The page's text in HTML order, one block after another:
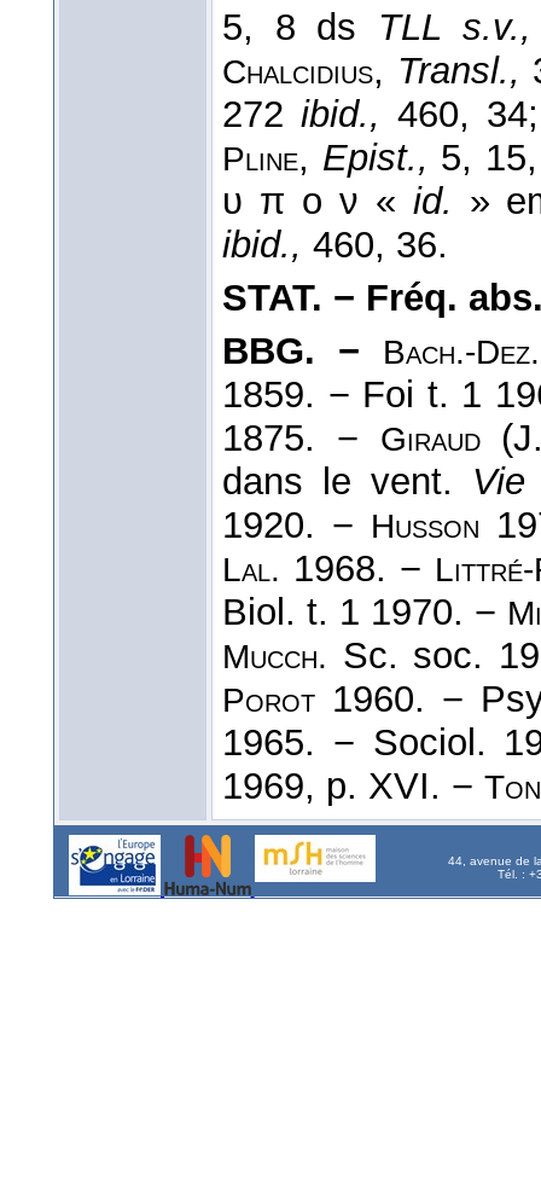
5, 8 ds TLL s.v.,
Chalcidius, Transl.,
272 ibid., 460,
Pline, Epist., 5,
υ π ο ν « id. »
ibid., 460, 36.
STAT. − Fréq.
BBG. −
Bach.-Dez.
1859. − Foi t. 1
1875. −
Giraud
dans le vent. Vie
1920. − Husson
Lal. 1968. − Littré-
Biol. t. 1 1970. −
Mucch. Sc. soc.
Porot 1960. −
1965. − Sociol.
1969, p. XVI. −
44, avenue de
Tél. :